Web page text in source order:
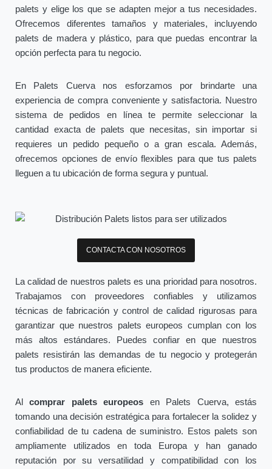
palets y elige los que se adapten mejor a tus necesidades.
Ofrecemos diferentes tamaños y materiales, incluyendo
palets de madera y plástico, para que puedas encontrar la
opción perfecta para tu negocio.
En Palets Cuerva nos esforzamos por brindarte una
experiencia de compra conveniente y satisfactoria. Nuestro
sistema de pedidos en línea te permite seleccionar la
cantidad exacta de palets que necesitas, sin importar si
requieres un pedido pequeño o a gran escala. Además,
ofrecemos opciones de envío flexibles para que tus palets
lleguen a tu ubicación de forma segura y puntual.
CONTACTA CON NOSOTROS
La calidad de nuestros palets es una prioridad para nosotros.
Trabajamos con proveedores confiables y utilizamos
técnicas de fabricación y control de calidad rigurosas para
garantizar que nuestros palets europeos cumplan con los
más altos estándares. Puedes confiar en que nuestros
palets resistirán las demandas de tu negocio y protegerán
tus productos de manera eficiente.
Alcomprar palets europeos en Palets Cuerva, estás
tomando una decisión estratégica para fortalecer la solidez y
confiabilidad de tu cadena de suministro. Estos palets son
ampliamente utilizados en toda Europa y han ganado
reputación por su versatilidad y compatibilidad con los